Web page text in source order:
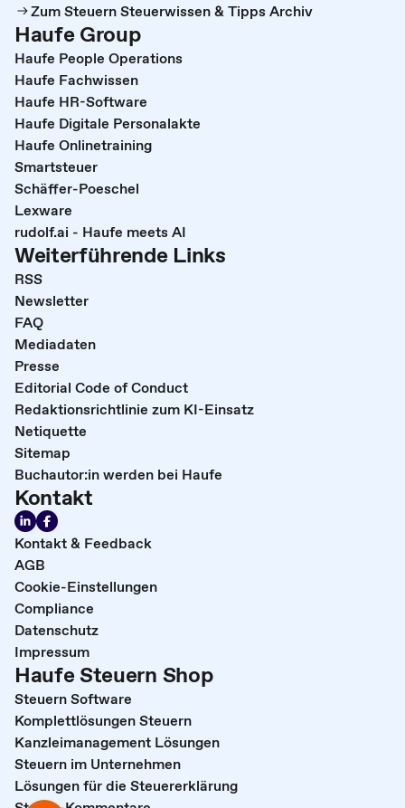
Zum Steuern Steuerwissen & Tipps Archiv
Haufe Group
Haufe People Operations
Haufe Fachwissen
Haufe HR-Software
Haufe Digitale Personalakte
Haufe Onlinetraining
Smartsteuer
Schäffer-Poeschel
Lexware
rudolf.ai - Haufe meets AI
Weiterführende Links
RSS
Newsletter
FAQ
Mediadaten
Presse
Editorial Code of Conduct
Redaktionsrichtlinie zum KI-Einsatz
Netiquette
Sitemap
Buchautor:in werden bei Haufe
Kontakt
Kontakt & Feedback
AGB
Cookie-Einstellungen
Compliance
Datenschutz
Impressum
Haufe Steuern Shop
Steuern Software
Komplettlösungen Steuern
Kanzleimanagement Lösungen
Steuern im Unternehmen
Lösungen für die Steuererklärung